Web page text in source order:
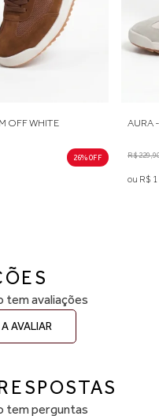
CASUAL OFF WHITE COM
161,40 no pix
tem avaliações
AVALIAR
tem perguntas